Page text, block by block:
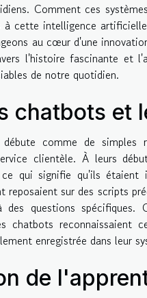
Comment ces
à cette intelligence
au cœur d'une
l'histoire fascinante et
de notre quotidien.
chatbots et
débute comme de
clientèle. À leurs
qui signifie qu'ils étaient
reposaient sur des scripts
des questions
chatbots reconnaissaient
enregistrée dans leur
de